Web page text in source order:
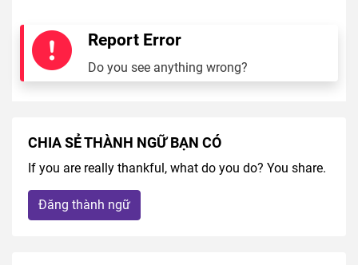
Report Error
Do you see anything wrong?
CHIA SẺ THÀNH NGỮ BẠN CÓ
If you are really thankful, what do you do? You share.
Đăng thành ngữ